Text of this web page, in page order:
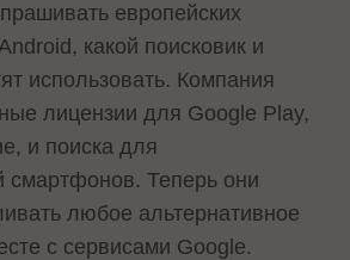
европейских
какой поисковик и
использовать. Компания
лицензии для Google Play,
и поиска для
смартфонов. Теперь они
любое альтернативное
с сервисами Google.